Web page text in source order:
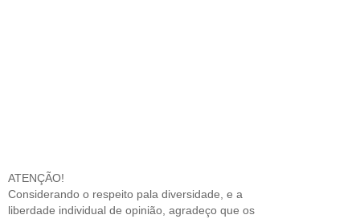
ATENÇÃO!
Considerando o respeito pala diversidade, e a
liberdade individual de opinião, agradeço que os